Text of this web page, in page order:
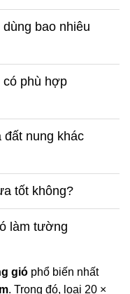
bao nhiêu
có phù hợp
đất nung khác
tốt không?
làm tường
gió phổ biến nhất
. Trong đó, loại 20 ×